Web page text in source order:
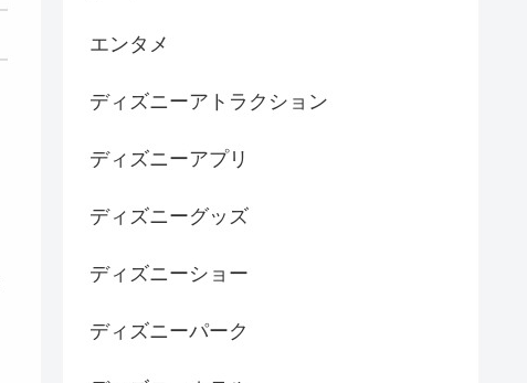
エンタメ
ディズニーアトラクション
ディズニーアプリ
ディズニーグッズ
ディズニーショー
ディズニーパーク